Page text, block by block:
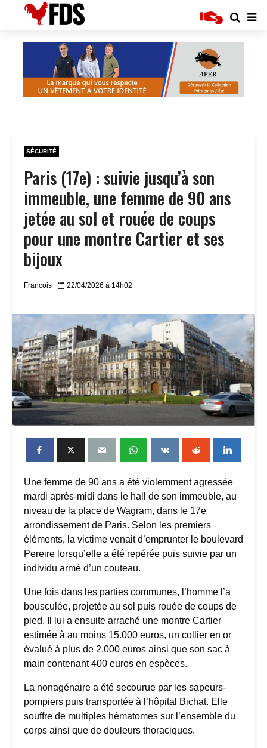
SÉCURITÉ
Paris (17e) : suivie jusqu’à son
immeuble, une femme de 90 ans
jetée au sol et rouée de coups
pour une montre Cartier et ses
bijoux
Francois 22/04/2026 à 14h02
Une femme de 90 ans a été violemment agressée
mardi après-midi dans le hall de son immeuble, au
niveau de la place de Wagram, dans le 17e
arrondissement de Paris. Selon les premiers
éléments, la victime venait d’emprunter le boulevard
Pereire lorsqu’elle a été repérée puis suivie par un
individu armé d’un couteau.
Une fois dans les parties communes, l’homme l’a
bousculée, projetée au sol puis rouée de coups de
pied. Il lui a ensuite arraché une montre Cartier
estimée à au moins 15.000 euros, un collier en or
évalué à plus de 2.000 euros ainsi que son sac à
main contenant 400 euros en espèces.
La nonagénaire a été secourue par les sapeurs-
pompiers puis transportée à l’hôpital Bichat. Elle
souffre de multiples hématomes sur l’ensemble du
corps ainsi que de douleurs thoraciques.